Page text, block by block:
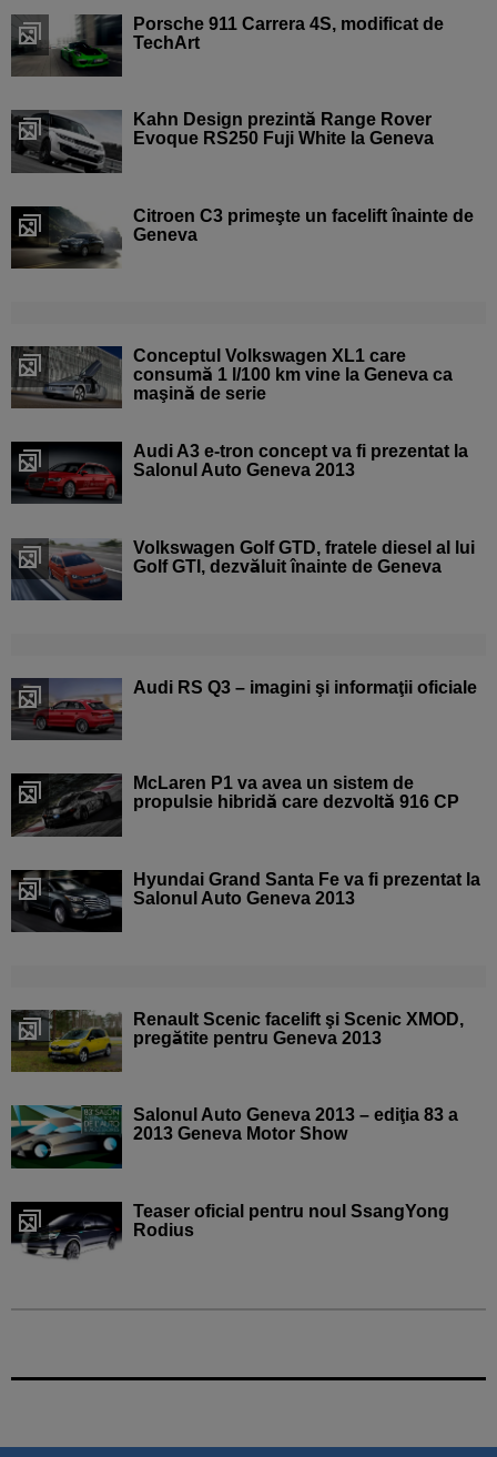
Porsche 911 Carrera 4S, modificat de
TechArt
Kahn Design prezintă Range Rover
Evoque RS250 Fuji White la Geneva
Citroen C3 primeşte un facelift înainte de
Geneva
Conceptul Volkswagen XL1 care
consumă 1 l/100 km vine la Geneva ca
maşină de serie
Audi A3 e-tron concept va fi prezentat la
Salonul Auto Geneva 2013
Volkswagen Golf GTD, fratele diesel al lui
Golf GTI, dezvăluit înainte de Geneva
Audi RS Q3 – imagini şi informaţii oficiale
McLaren P1 va avea un sistem de
propulsie hibridă care dezvoltă 916 CP
Hyundai Grand Santa Fe va fi prezentat la
Salonul Auto Geneva 2013
Renault Scenic facelift şi Scenic XMOD,
pregătite pentru Geneva 2013
Salonul Auto Geneva 2013 – ediţia 83 a
2013 Geneva Motor Show
Teaser oficial pentru noul SsangYong
Rodius